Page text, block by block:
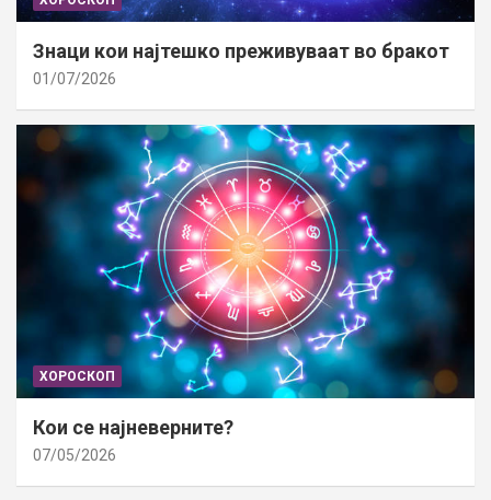
Знаци кои најтешко преживуваат во бракот
01/07/2026
ХОРОСКОП
Кои се најневерните?
07/05/2026